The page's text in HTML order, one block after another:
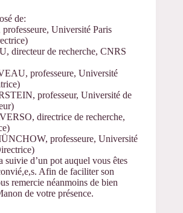
de:
professeure, Université Paris
directeur de recherche, CNRS
professeure, Université
professeur, Université de
directrice de recherche,
professeure, Université
suivie d’un pot auquel vous êtes
Afin de faciliter son
remercie néanmoins de bien
de votre présence.